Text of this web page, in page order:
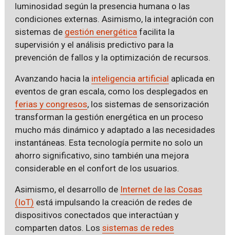
luminosidad según la presencia humana o las
condiciones externas. Asimismo, la integración con
sistemas de gestión energética facilita la
supervisión y el análisis predictivo para la
prevención de fallos y la optimización de recursos.
Avanzando hacia la inteligencia artificial aplicada en
eventos de gran escala, como los desplegados en
ferias y congresos, los sistemas de sensorización
transforman la gestión energética en un proceso
mucho más dinámico y adaptado a las necesidades
instantáneas. Esta tecnología permite no solo un
ahorro significativo, sino también una mejora
considerable en el confort de los usuarios.
Asimismo, el desarrollo de Internet de las Cosas
(IoT) está impulsando la creación de redes de
dispositivos conectados que interactúan y
comparten datos. Los sistemas de redes